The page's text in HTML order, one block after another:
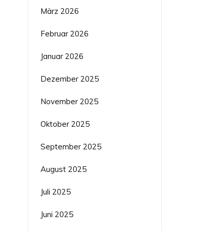
März 2026
Februar 2026
Januar 2026
Dezember 2025
November 2025
Oktober 2025
September 2025
August 2025
Juli 2025
Juni 2025